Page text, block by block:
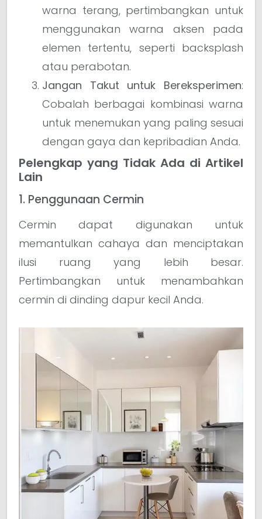
warna terang, pertimbangkan untuk
menggunakan warna aksen pada
elemen tertentu, seperti backsplash
atau perabotan.
Jangan Takut untuk Bereksperimen:
Cobalah berbagai kombinasi warna
untuk menemukan yang paling sesuai
dengan gaya dan kepribadian Anda.
Pelengkap yang Tidak Ada di Artikel
Lain
1. Penggunaan Cermin
Cermin dapat digunakan untuk
memantulkan cahaya dan menciptakan
ilusi ruang yang lebih besar.
Pertimbangkan untuk menambahkan
cermin di dinding dapur kecil Anda.